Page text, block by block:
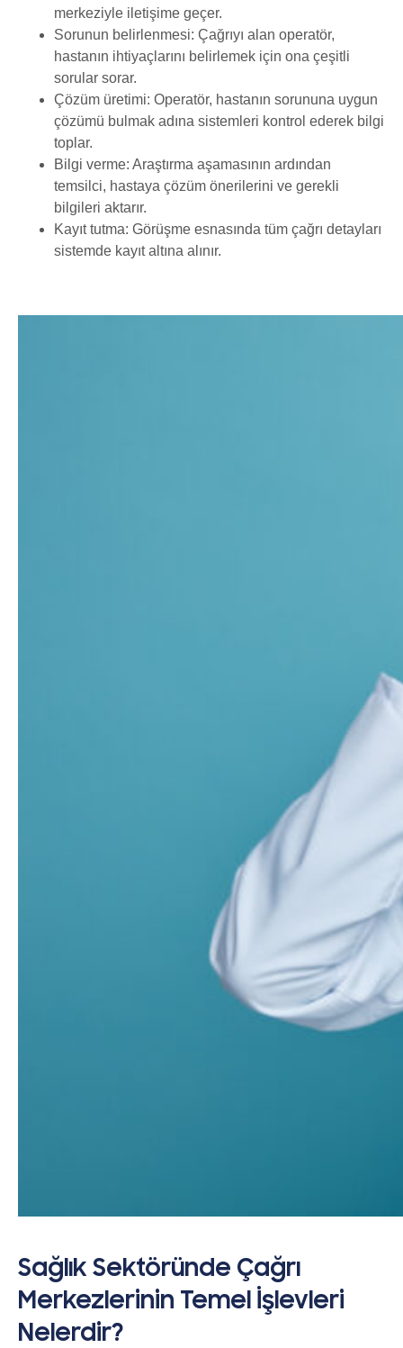
merkeziyle iletişime geçer.
Sorunun belirlenmesi: Çağrıyı alan operatör,
hastanın ihtiyaçlarını belirlemek için ona çeşitli
sorular sorar.
Çözüm üretimi: Operatör, hastanın sorununa uygun
çözümü bulmak adına sistemleri kontrol ederek bilgi
toplar.
Bilgi verme: Araştırma aşamasının ardından
temsilci, hastaya çözüm önerilerini ve gerekli
bilgileri aktarır.
Kayıt tutma: Görüşme esnasında tüm çağrı detayları
sistemde kayıt altına alınır.
Sağlık Sektöründe Çağrı
Merkezlerinin Temel İşlevleri
Nelerdir?